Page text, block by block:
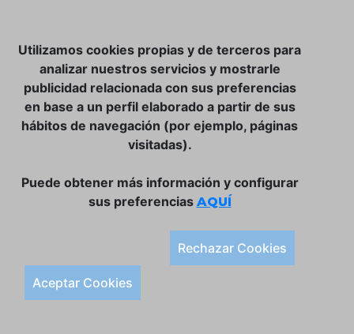
CLUB VINATER
CONTACTO
TIENDA ONLINE:
Plaça de la Llibertat, 22, 07760 Ciutadella
Tlf. 971 93 78 75
Utilizamos cookies propias y de terceros para
analizar nuestros servicios y mostrarle
publicidad relacionada con sus preferencias
en base a un perfil elaborado a partir de sus
hábitos de navegación (por ejemplo, páginas
visitadas).
Puede obtener más información y configurar
sus preferencias AQUÍ
Rechazar Cookies
Aceptar Cookies